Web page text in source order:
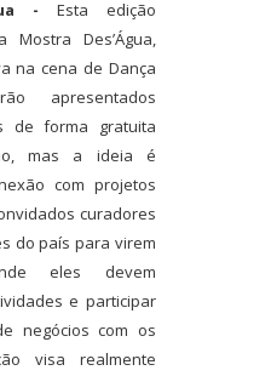
- Esta edição
Des’Água,
na cena de Dança
apresentados
de forma gratuita
mas a ideia é
com projetos
curadores
do país para virem
eles devem
e participar
negócios com os
visa realmente